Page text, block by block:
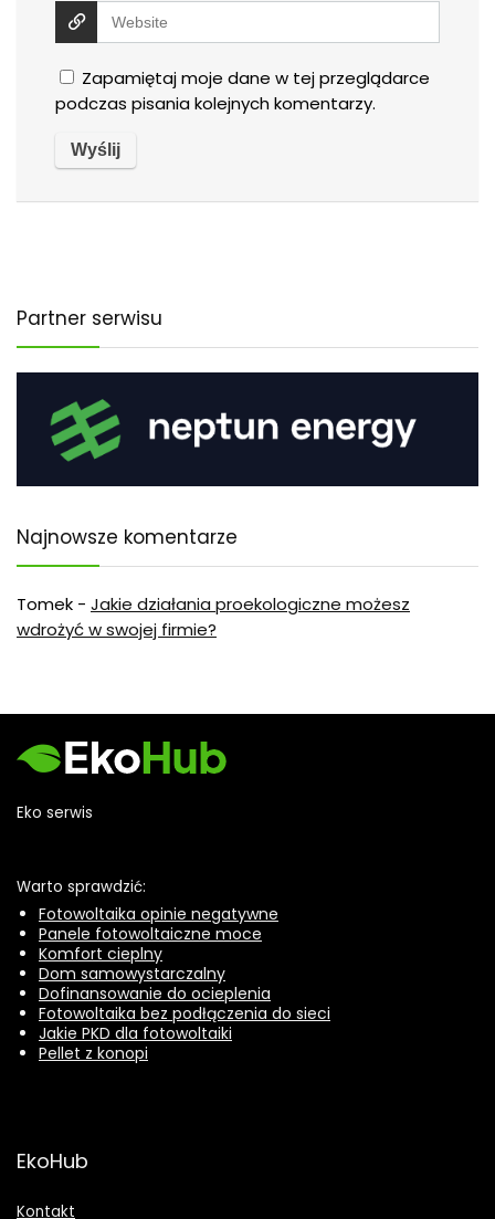
Zapamiętaj moje dane w tej przeglądarce
podczas pisania kolejnych komentarzy.
Partner serwisu
Najnowsze komentarze
Tomek - Jakie działania proekologiczne możesz
wdrożyć w swojej firmie?
Eko serwis
Warto sprawdzić:
Fotowoltaika opinie negatywne
Panele fotowoltaiczne moce
Komfort cieplny
Dom samowystarczalny
Dofinansowanie do ocieplenia
Fotowoltaika bez podłączenia do sieci
Jakie PKD dla fotowoltaiki
Pellet z konopi
EkoHub
Kontakt